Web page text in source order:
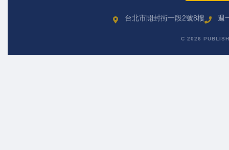
台北市開封街一段2號8樓 週
C 2026